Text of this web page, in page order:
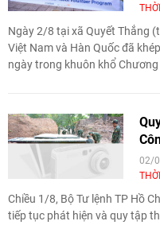
Ngày 2/8 tại xã Quyết Thắng
Việt Nam và Hàn Quốc đã
ngày trong khuôn khổ
02/
Chiều 1/8, Bộ Tư lệnh TP Hồ
tiếp tục phát hiện và quy tập